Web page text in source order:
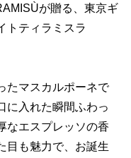
が贈る、東京ギ
トティラミスラ
たマスカルポーネで
に入れた瞬間ふわっ
なエスプレッソの香
目も魅力で、お誕生